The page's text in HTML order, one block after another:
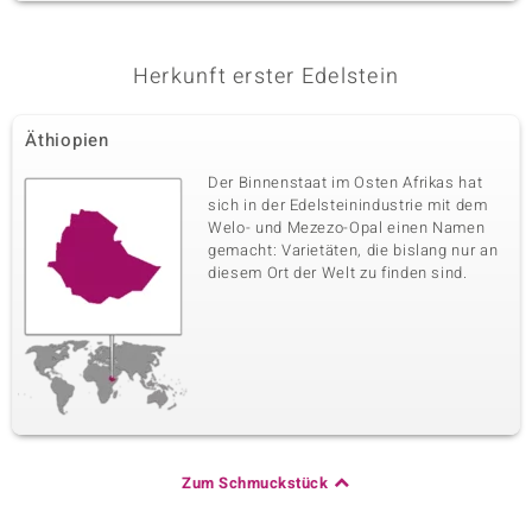
Herkunft erster Edelstein
Äthiopien
Der Binnenstaat im Osten Afrikas hat
sich in der Edelsteinindustrie mit dem
Welo- und Mezezo-Opal einen Namen
gemacht: Varietäten, die bislang nur an
diesem Ort der Welt zu finden sind.
Zum Schmuckstück